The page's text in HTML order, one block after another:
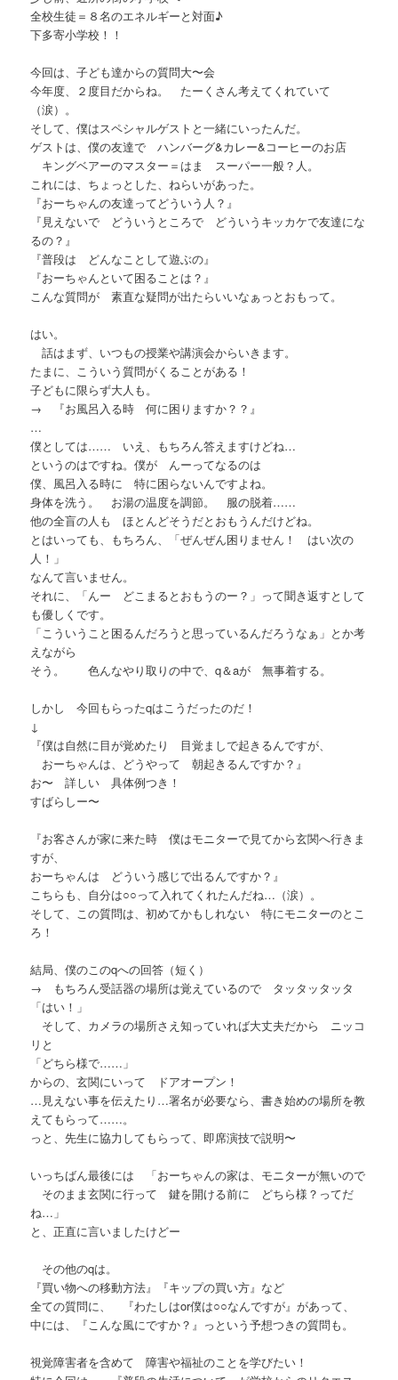
全校生徒＝８名のエネルギーと対面♪
下多寄小学校！！
今回は、子ども達からの質問大〜会
今年度、２度目だからね。 たーくさん考えてくれていて
（涙）。
そして、僕はスペシャルゲストと一緒にいったんだ。
ゲストは、僕の友達で ハンバーグ&カレー&コーヒーのお店
キングベアーのマスター＝はま スーパー一般？人。
これには、ちょっとした、ねらいがあった。
『おーちゃんの友達ってどういう人？』
『見えないで どういうところで どういうキッカケで友達にな
るの？』
『普段は どんなことして遊ぶの』
『おーちゃんといて困ることは？』
こんな質問が 素直な疑問が出たらいいなぁっとおもって。
はい。
話はまず、いつもの授業や講演会からいきます。
たまに、こういう質問がくることがある！
子どもに限らず大人も。
→ 『お風呂入る時 何に困りますか？？』
…
僕としては…… いえ、もちろん答えますけどね…
というのはですね。僕が んーってなるのは
僕、風呂入る時に 特に困らないんですよね。
身体を洗う。 お湯の温度を調節。 服の脱着……
他の全盲の人も ほとんどそうだとおもうんだけどね。
とはいっても、もちろん、「ぜんぜん困りません！ はい次の
人！」
なんて言いません。
それに、「んー どこまるとおもうのー？」って聞き返すとして
も優しくです。
「こういうこと困るんだろうと思っているんだろうなぁ」とか考
えながら
そう。 色んなやり取りの中で、q＆aが 無事着する。
しかし 今回もらったqはこうだったのだ！
↓
『僕は自然に目が覚めたり 目覚ましで起きるんですが、
おーちゃんは、どうやって 朝起きるんですか？』
お〜 詳しい 具体例つき！
すばらしー〜
『お客さんが家に来た時 僕はモニターで見てから玄関へ行きま
すが、
おーちゃんは どういう感じで出るんですか？』
こちらも、自分は○○って入れてくれたんだね…（涙）。
そして、この質問は、初めてかもしれない 特にモニターのとこ
ろ！
結局、僕のこのqへの回答（短く）
→ もちろん受話器の場所は覚えているので タッタッタッタ
「はい！」
そして、カメラの場所さえ知っていれば大丈夫だから ニッコ
リと
「どちら様で……」
からの、玄関にいって ドアオープン！
…見えない事を伝えたり…署名が必要なら、書き始めの場所を教
えてもらって……。
っと、先生に協力してもらって、即席演技で説明〜
いっちばん最後には 「おーちゃんの家は、モニターが無いので
そのまま玄関に行って 鍵を開ける前に どちら様？ってだ
ね…」
と、正直に言いましたけどー
その他のqは。
『買い物への移動方法』『キップの買い方』など
全ての質問に、 『わたしはor僕は○○なんですが』があって、
中には、『こんな風にですか？』っという予想つきの質問も。
視覚障害者を含めて 障害や福祉のことを学びたい！